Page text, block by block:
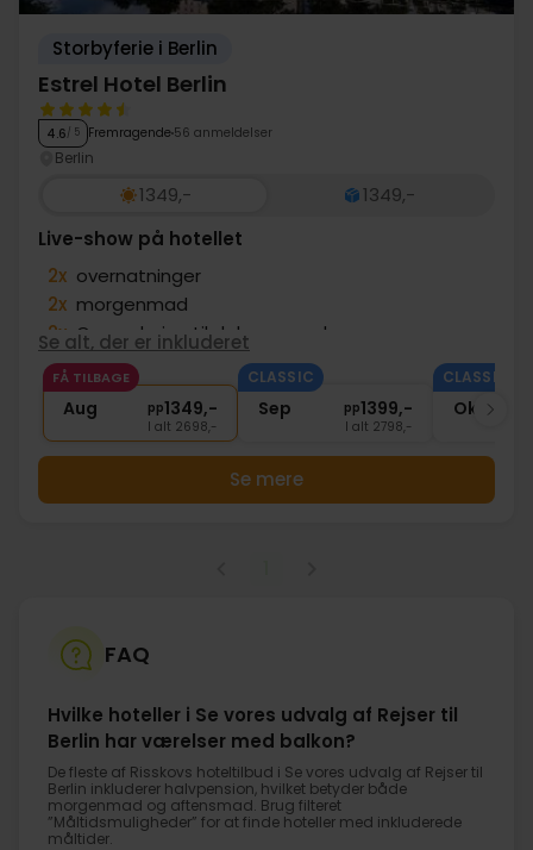
Storbyferie i Berlin
Estrel Hotel Berlin
4.6/ 5 Fremragende 56 anmeldelser
Berlin
1349,-
1349,-
Live-show på hotellet
2x overnatninger
2x morgenmad
2x Opgradering til deluxe værelse
∞ "Stars in Concert" Live Show
2x Adgang til wellness og fitness
Se alt, der er inkluderet
FÅ TILBAGE
Aug pp1349,-
I alt 2698,-
CLASSIC
Sep pp1399,-
I alt 2798,-
CLASSIC
Okt
Se mere
FAQ
Hvilke hoteller i Se vores udvalg af Rejser til
Berlin har værelser med balkon?
De fleste af Risskovs hoteltilbud i Se vores udvalg af Rejser til
Berlin inkluderer halvpension, hvilket betyder både
morgenmad og aftensmad. Brug filteret
”Måltidsmuligheder” for at finde hoteller med inkluderede
måltider.